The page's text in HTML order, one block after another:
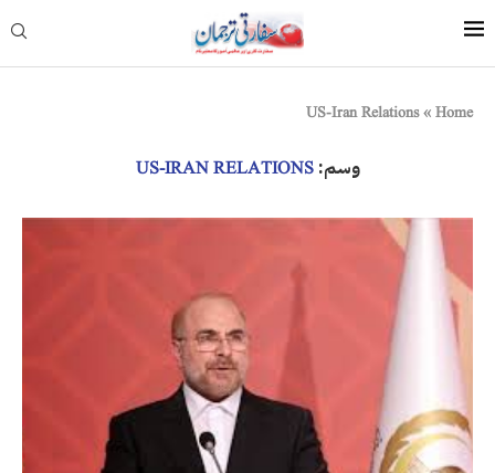
Home
»
US-Iran Relations
وسم:US-IRAN RELATIONS